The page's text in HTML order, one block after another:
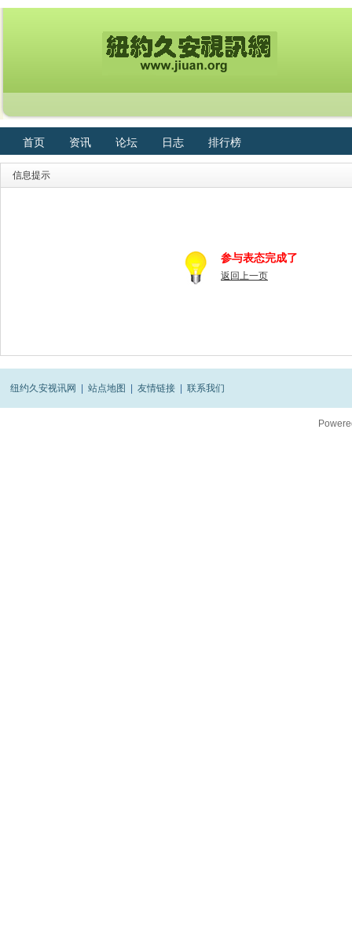
首页 资讯 论坛 日志 排行榜
信息提示
参与表态完成了
返回上一页
纽约久安视讯网 站点地图 友情链接 联系我们